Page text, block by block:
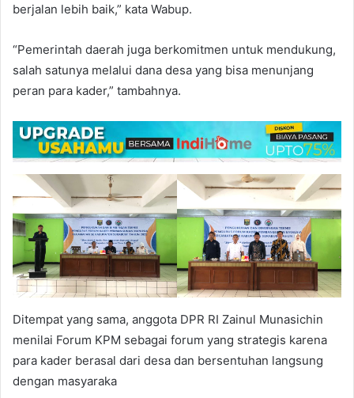
berjalan lebih baik,” kata Wabup.
“Pemerintah daerah juga berkomitmen untuk mendukung,
salah satunya melalui dana desa yang bisa menunjang
peran para kader,” tambahnya.
Ditempat yang sama, anggota DPR RI Zainul Munasichin
menilai Forum KPM sebagai forum yang strategis karena
para kader berasal dari desa dan bersentuhan langsung
dengan masyaraka